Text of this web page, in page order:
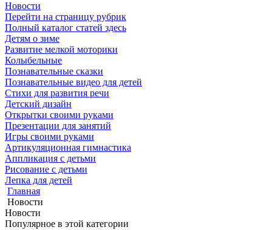
Новости
Перейти на страницу рубрик
Полный каталог статей здесь
Детям о зиме
Развитие мелкой моторики
Колыбельные
Познавательные сказки
Познавательные видео для детей
Стихи для развития речи
Детский дизайн
Открытки своими руками
Презентации для занятий
Игры своими руками
Артикуляционная гимнастика
Аппликация с детьми
Рисование с детьми
Лепка для детей
Главная
Новости
Новости
Популярное в этой категории